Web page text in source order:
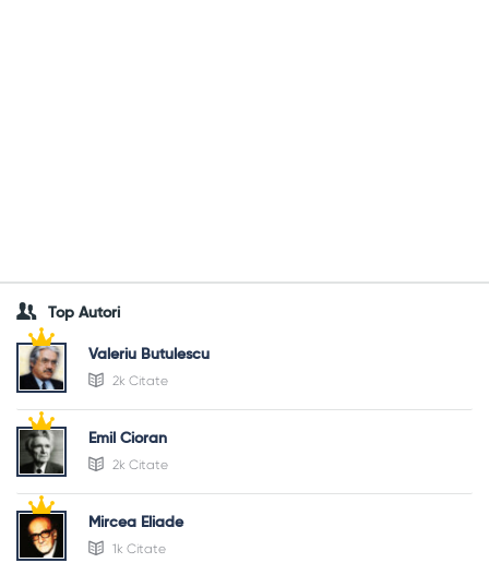
Top Autori
Valeriu Butulescu
2k Citate
Emil Cioran
2k Citate
Mircea Eliade
1k Citate